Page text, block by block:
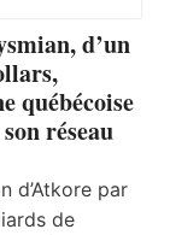
d’un
québécoise
réseau
d’Atkore par
de